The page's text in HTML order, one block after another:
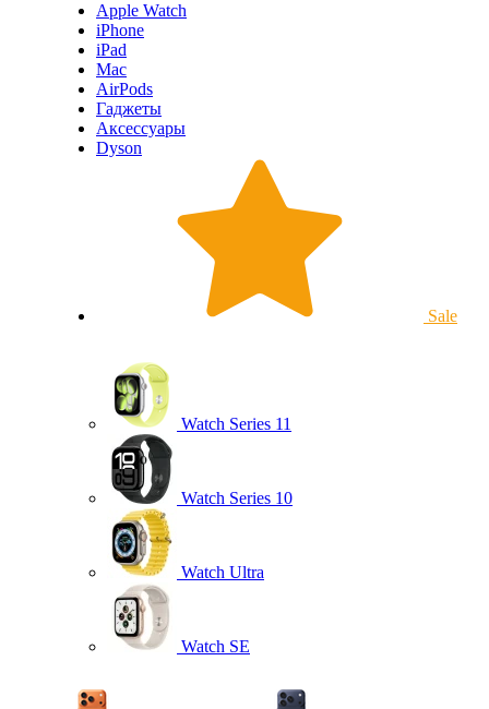
Apple Watch
iPhone
iPad
Mac
AirPods
Гаджеты
Аксессуары
Dyson
Sale
Watch Series 11
Watch Series 10
Watch Ultra
Watch SE